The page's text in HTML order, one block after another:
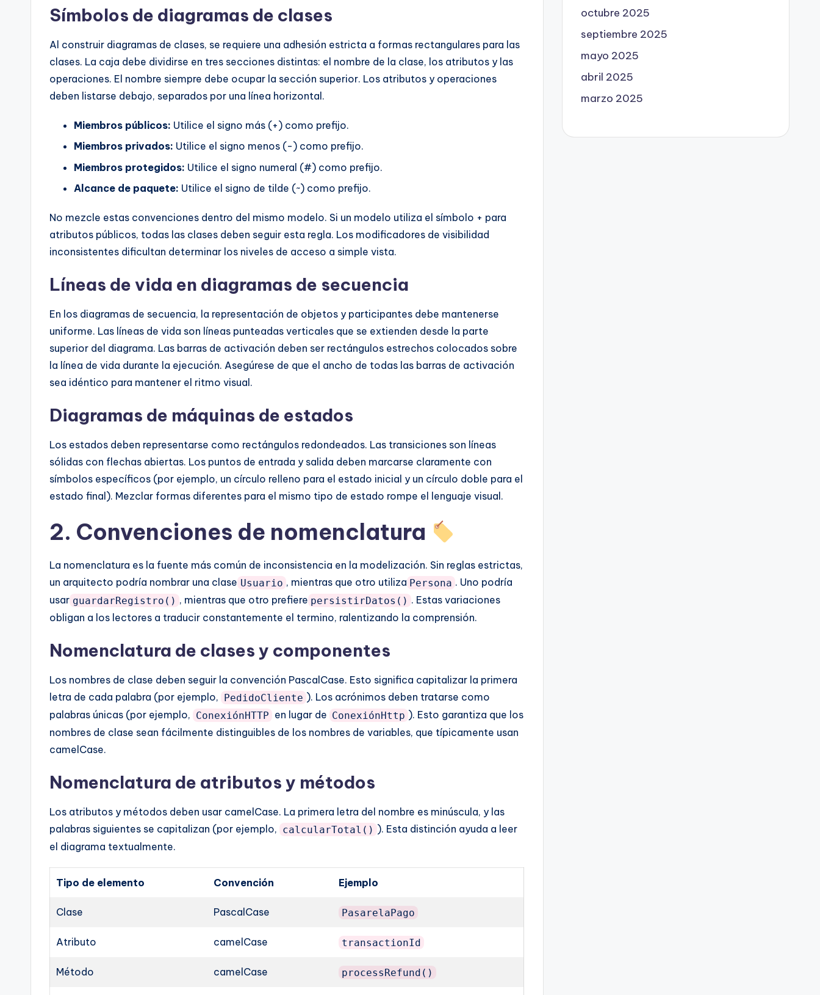
Símbolos de diagramas de clases
Al construir diagramas de clases, se requiere una adhesión estricta a formas rectangulares para las
clases. La caja debe dividirse en tres secciones distintas: el nombre de la clase, los atributos y las
operaciones. El nombre siempre debe ocupar la sección superior. Los atributos y operaciones
deben listarse debajo, separados por una línea horizontal.
Miembros públicos: Utilice el signo más (+) como prefijo.
Miembros privados: Utilice el signo menos (-) como prefijo.
Miembros protegidos: Utilice el signo numeral (#) como prefijo.
Alcance de paquete: Utilice el signo de tilde (~) como prefijo.
No mezcle estas convenciones dentro del mismo modelo. Si un modelo utiliza el símbolo + para
atributos públicos, todas las clases deben seguir esta regla. Los modificadores de visibilidad
inconsistentes dificultan determinar los niveles de acceso a simple vista.
Líneas de vida en diagramas de secuencia
En los diagramas de secuencia, la representación de objetos y participantes debe mantenerse
uniforme. Las líneas de vida son líneas punteadas verticales que se extienden desde la parte
superior del diagrama. Las barras de activación deben ser rectángulos estrechos colocados sobre
la línea de vida durante la ejecución. Asegúrese de que el ancho de todas las barras de activación
sea idéntico para mantener el ritmo visual.
Diagramas de máquinas de estados
Los estados deben representarse como rectángulos redondeados. Las transiciones son líneas
sólidas con flechas abiertas. Los puntos de entrada y salida deben marcarse claramente con
símbolos específicos (por ejemplo, un círculo relleno para el estado inicial y un círculo doble para el
estado final). Mezclar formas diferentes para el mismo tipo de estado rompe el lenguaje visual.
2. Convenciones de nomenclatura
La nomenclatura es la fuente más común de inconsistencia en la modelización. Sin reglas estrictas,
un arquitecto podría nombrar una clase Usuario , mientras que otro utiliza Persona . Uno podría
usar guardarRegistro() , mientras que otro prefiere persistirDatos() . Estas variaciones
obligan a los lectores a traducir constantemente el termino, ralentizando la comprensión.
Nomenclatura de clases y componentes
Los nombres de clase deben seguir la convención PascalCase. Esto significa capitalizar la primera
letra de cada palabra (por ejemplo, PedidoCliente ). Los acrónimos deben tratarse como
palabras únicas (por ejemplo, ConexiónHTTP en lugar de ConexiónHttp ). Esto garantiza que los
nombres de clase sean fácilmente distinguibles de los nombres de variables, que típicamente usan
camelCase.
Nomenclatura de atributos y métodos
Los atributos y métodos deben usar camelCase. La primera letra del nombre es minúscula, y las
palabras siguientes se capitalizan (por ejemplo, calcularTotal() ). Esta distinción ayuda a leer
el diagrama textualmente.
Tipo de elemento Convención Ejemplo
Clase PascalCase PasarelaPago
Atributo camelCase transactionId
Método camelCase processRefund()
octubre 2025
septiembre 2025
mayo 2025
abril 2025
marzo 2025